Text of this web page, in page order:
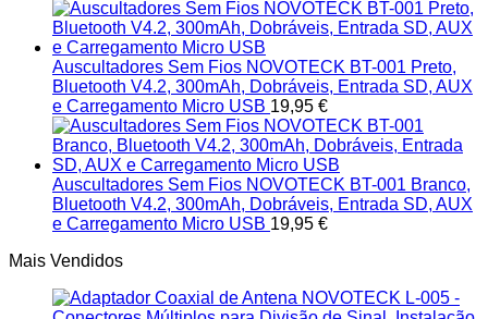
Auscultadores Sem Fios NOVOTECK BT-001 Preto,
Bluetooth V4.2, 300mAh, Dobráveis, Entrada SD, AUX
e Carregamento Micro USB 19,95 €
Auscultadores Sem Fios NOVOTECK BT-001 Branco,
Bluetooth V4.2, 300mAh, Dobráveis, Entrada SD, AUX
e Carregamento Micro USB 19,95 €
Mais Vendidos